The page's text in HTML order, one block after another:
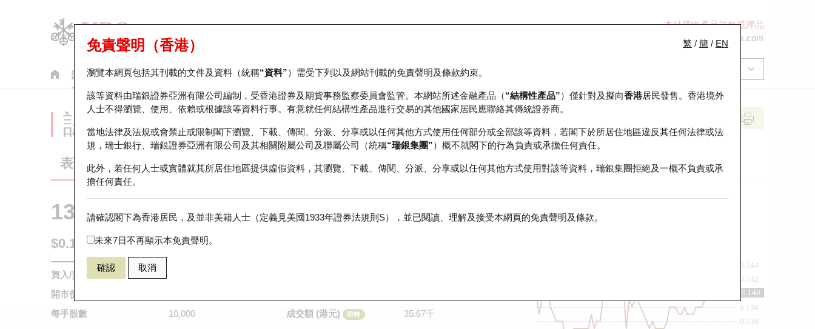
本結構性產品並無抵押品
ol-hkwarrants@ubs.com
認股證 牛熊證 美股指數產品 輪證市場統計 正股資料及市場統計 瑞銀輪證教室
繁 / 簡 / EN
免責聲明（香港）
瀏覽本網頁包括其刊載的文件及資料（統稱“資料”）需受下列以及網站刊載的免責聲明及條款約束。
該等資料由瑞銀證券亞洲有限公司編制，受香港證券及期貨事務監察委員會監管。本網站所述金融產品（“結構性產品”）僅針對及擬向香港居民發售。香港境外
人士不得瀏覽、使用、依賴或根據該等資料行事。有意就任何結構性產品進行交易的其他國家居民應聯絡其傳統證券商。
當地法律及法規或會禁止或限制閣下瀏覽、下載、傳閱、分派、分享或以任何其他方式使用任何部分或全部該等資料，若閣下於所居住地區違反其任何法律或法
規，瑞士銀行、瑞銀證券亞洲有限公司及其相關附屬公司及聯屬公司（統稱“瑞銀集團”）概不就閣下的行為負責或承擔任何責任。
此外，若任何人士或實體就其所居住地區提供虛假資料，其瀏覽、下載、傳閱、分派、分享或以任何其他方式使用對該等資料，瑞銀集團拒絕及一概不負責或承
擔任何責任。
請確認閣下為香港居民，及並非美籍人士（定義見美國1933年證券法規則S），並已閱讀、理解及接受本網頁的免責聲明及條款。
未來7日不再顯示本免責聲明。
確認 取消
認股證分析儀
表現 街貨統計 比較
13428 瑞銀認購 3690 美團
$0.139 0.001 (-0.71%) 即時
買入/賣出價
開市價
每手股數
10,000
成交額 (港元)
即時 35.67千
0.136
0.138
0.14
0.142
0.144
0.140